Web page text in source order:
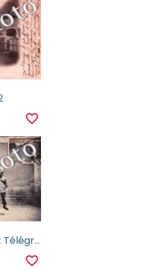
favorite_border
le Bureau de Poste et Télégraphe
favorite_border